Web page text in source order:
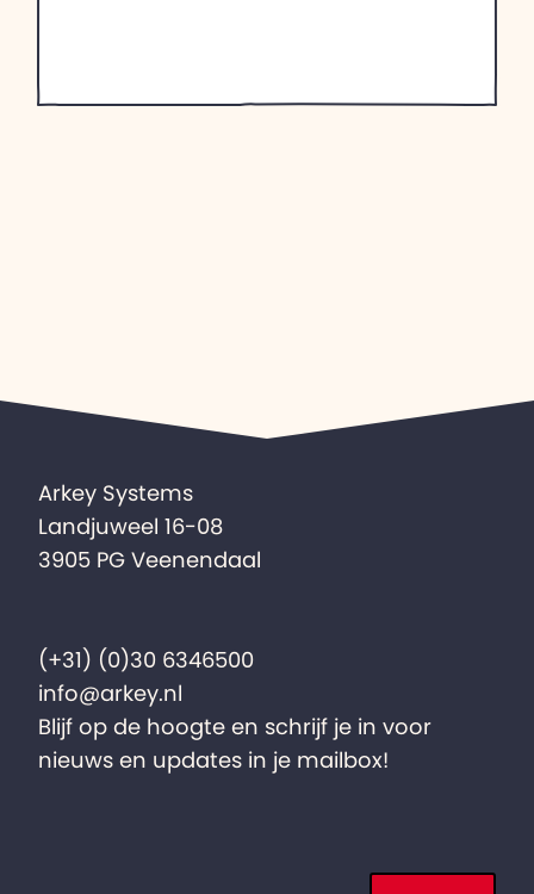
Arkey Systems
Landjuweel 16-08
3905 PG Veenendaal
(+31) (0)30 6346500
info@arkey.nl
Blijf op de hoogte en schrijf je in voor
nieuws en updates in je mailbox!